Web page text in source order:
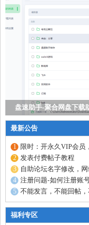
盘速助手-聚合网盘下载
最新公告
限时：开永久VIP会员
发表付费帖子教程
自助论坛名字修改，
注册问题-如何注册账
不能发言，不能回帖
福利专区